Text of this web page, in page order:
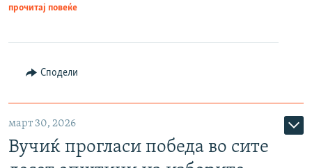
прочитај повеќе
Сподели
март 30, 2026
Вучиќ прогласи победа во сите